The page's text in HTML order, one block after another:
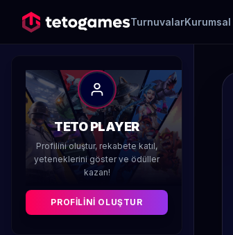
TurnuvalarKurumsal
TETO PLAYER
Profilini oluştur, rekabete katıl,
yeteneklerini göster ve ödüller
kazan!
PROFILINI OLUŞTUR